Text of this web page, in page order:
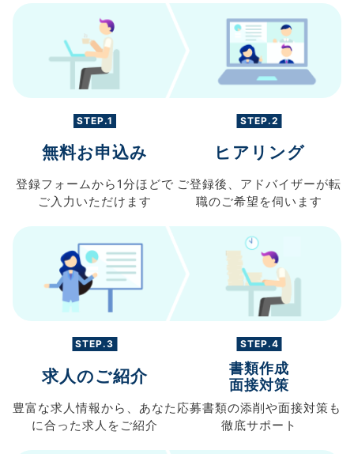
STEP.1
無料お申込み
登録フォームから 1分ほどで
ご入力 いただけます
STEP.2
ヒアリング
ご登録後、 アドバイザーが転
職のご希望を伺います
STEP.3
求人のご紹介
豊富な求人情報から、 あなた
に合った求人を ご紹介
STEP.4
書類作成
面接対策
応募書類の添削や面接対策も
徹底サポート